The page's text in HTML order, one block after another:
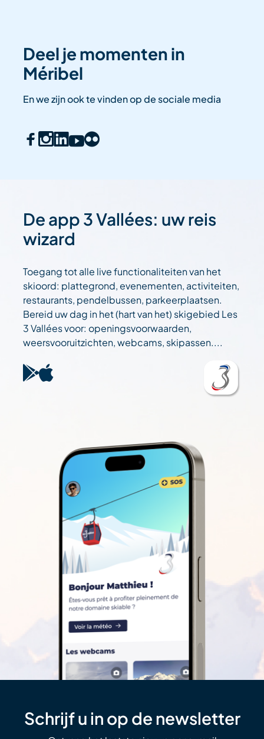
Deel je momenten in
Méribel
En we zijn ook te vinden op de sociale media
De app 3 Vallées: uw reis
wizard
Toegang tot alle live functionaliteiten van het
skioord: plattegrond, evenementen, activiteiten,
restaurants, pendelbussen, parkeerplaatsen.
Bereid uw dag in het (hart van het) skigebied Les
3 Vallées voor: openingsvoorwaarden,
weersvooruitzichten, webcams, skipassen....
Schrijf u in op de newsletter